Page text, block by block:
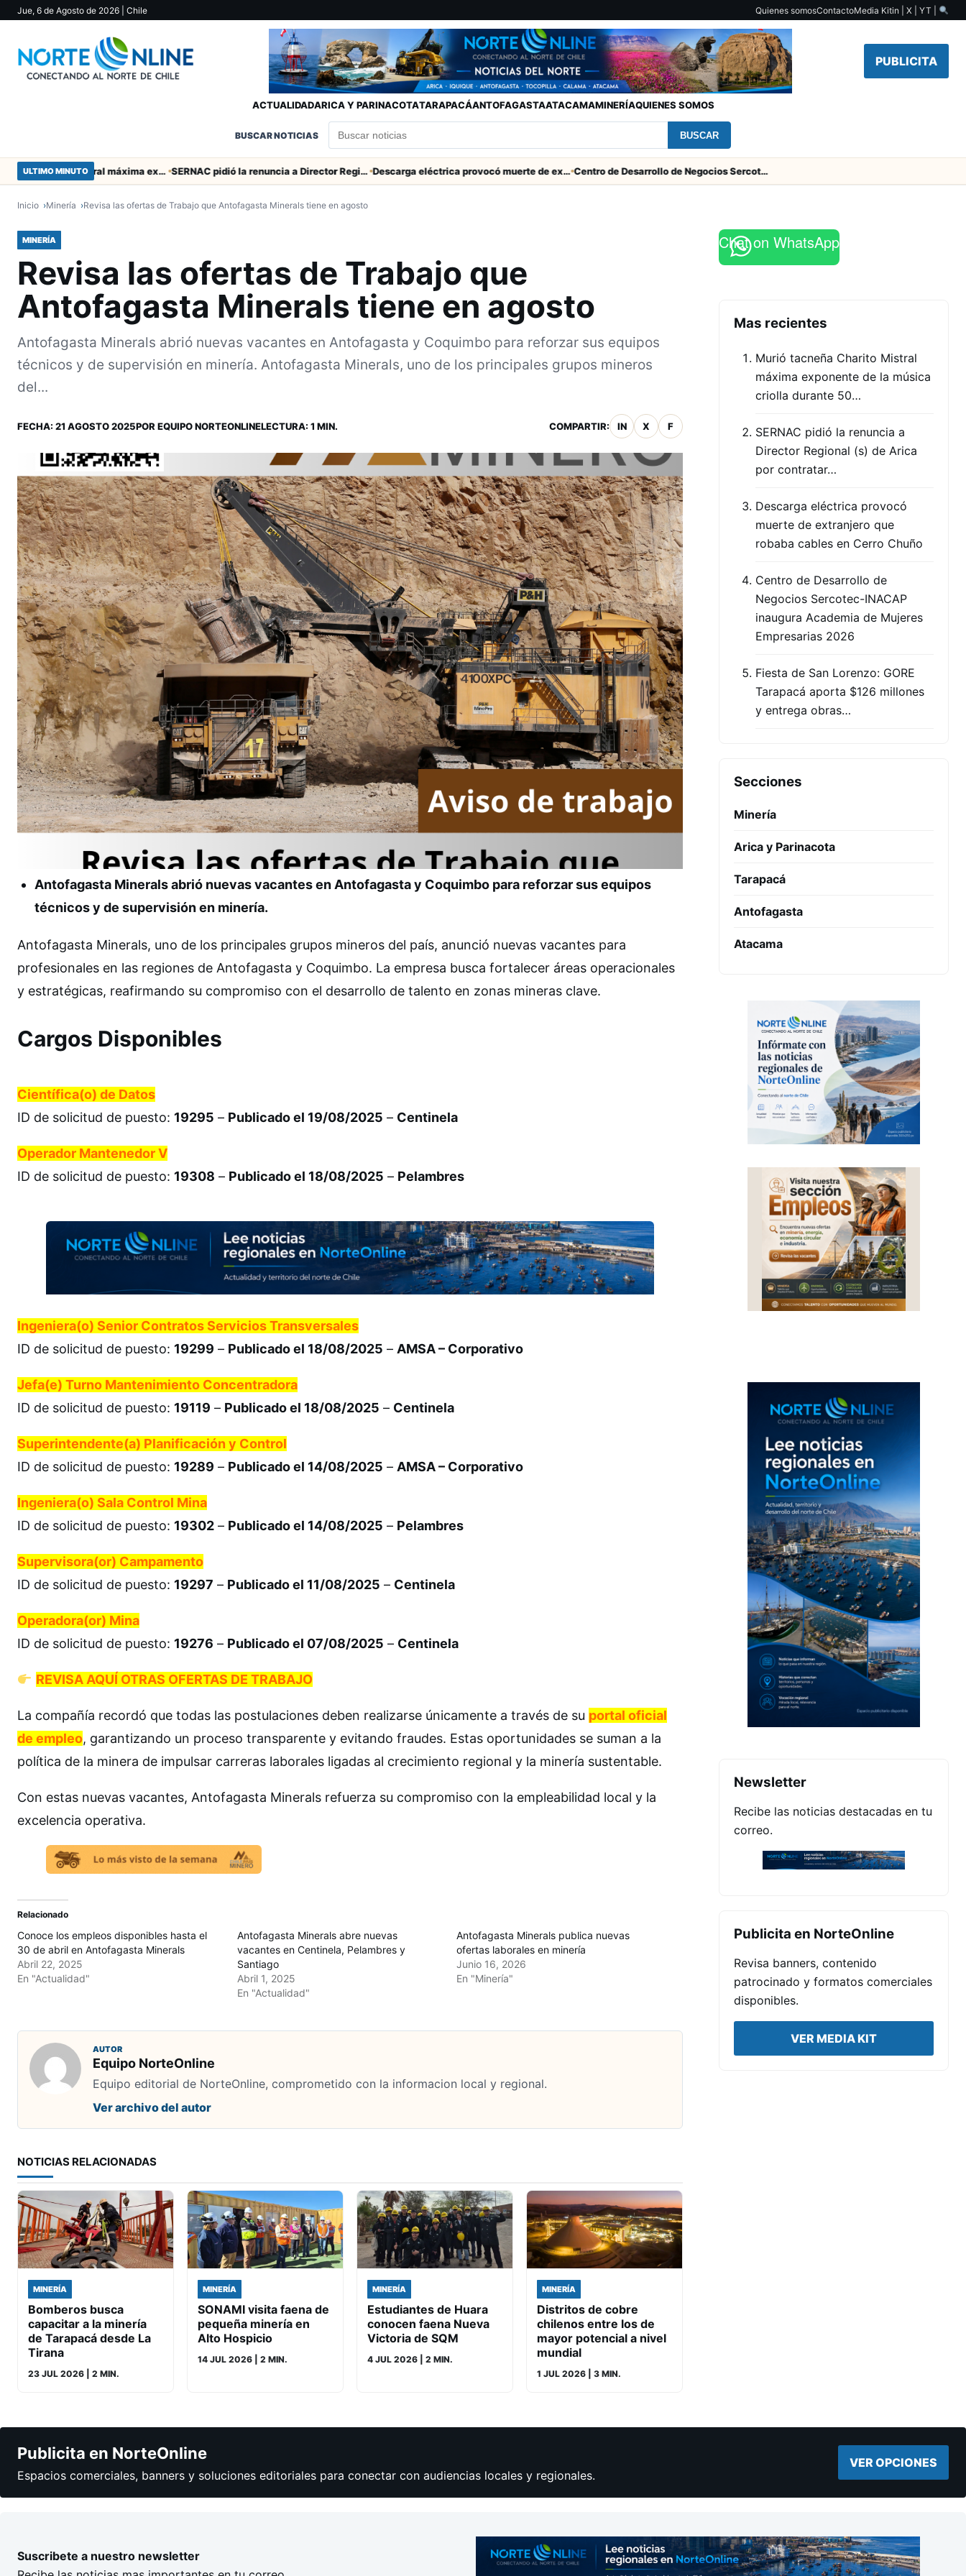
Jue, 6 de Agosto de 2026 | Chile Quienes somosContactoMedia Kitin | X | YT |
PUBLICITA
ACTUALIDADARICA Y PARINACOTATARAPACÁANTOFAGASTAATACAMAMINERÍAQUIENES SOMOS
BUSCAR NOTICIAS BUSCAR
ULTIMO MINUTO Murió tacneña Charito Mistral máxima exponente de la música criolla durante 50 años SERNAC pidió la renuncia a Director Regional (s) de Arica por contratar solo a militantes del Gobierno Descarga eléctrica provocó muerte de extranjero que robaba cables en Cerro Chuño Centro de Desarrollo de Negocios Sercotec-INACAP inaugura Academia de Mujeres Empresarias 2026
Inicio Minería Revisa las ofertas de Trabajo que Antofagasta Minerals tiene en agosto
MINERÍA
Revisa las ofertas de Trabajo que
Antofagasta Minerals tiene en agosto
Antofagasta Minerals abrió nuevas vacantes en Antofagasta y Coquimbo para reforzar sus equipos
técnicos y de supervisión en minería. Antofagasta Minerals, uno de los principales grupos mineros
del...
FECHA: 21 AGOSTO 2025POR EQUIPO NORTEONLINELECTURA: 1 MIN. COMPARTIR: IN X F
Antofagasta Minerals abrió nuevas vacantes en Antofagasta y Coquimbo para reforzar sus equipos
técnicos y de supervisión en minería.
Antofagasta Minerals, uno de los principales grupos mineros del país, anunció nuevas vacantes para
profesionales en las regiones de Antofagasta y Coquimbo. La empresa busca fortalecer áreas operacionales
y estratégicas, reafirmando su compromiso con el desarrollo de talento en zonas mineras clave.
Cargos Disponibles
Científica(o) de Datos
ID de solicitud de puesto: 19295 – Publicado el 19/08/2025 – Centinela
Operador Mantenedor V
ID de solicitud de puesto: 19308 – Publicado el 18/08/2025 – Pelambres
Ingeniera(o) Senior Contratos Servicios Transversales
ID de solicitud de puesto: 19299 – Publicado el 18/08/2025 – AMSA – Corporativo
Jefa(e) Turno Mantenimiento Concentradora
ID de solicitud de puesto: 19119 – Publicado el 18/08/2025 – Centinela
Superintendente(a) Planificación y Control
ID de solicitud de puesto: 19289 – Publicado el 14/08/2025 – AMSA – Corporativo
Ingeniera(o) Sala Control Mina
ID de solicitud de puesto: 19302 – Publicado el 14/08/2025 – Pelambres
Supervisora(or) Campamento
ID de solicitud de puesto: 19297 – Publicado el 11/08/2025 – Centinela
Operadora(or) Mina
ID de solicitud de puesto: 19276 – Publicado el 07/08/2025 – Centinela
REVISA AQUÍ OTRAS OFERTAS DE TRABAJO
La compañía recordó que todas las postulaciones deben realizarse únicamente a través de su portal oficial
de empleo, garantizando un proceso transparente y evitando fraudes. Estas oportunidades se suman a la
política de la minera de impulsar carreras laborales ligadas al crecimiento regional y la minería sustentable.
Con estas nuevas vacantes, Antofagasta Minerals refuerza su compromiso con la empleabilidad local y la
excelencia operativa.
Relacionado
Conoce los empleos disponibles hasta el
30 de abril en Antofagasta Minerals
Abril 22, 2025
En "Actualidad"
Antofagasta Minerals abre nuevas
vacantes en Centinela, Pelambres y
Santiago
Abril 1, 2025
En "Actualidad"
Antofagasta Minerals publica nuevas
ofertas laborales en minería
Junio 16, 2026
En "Minería"
AUTOR
Equipo NorteOnline
Equipo editorial de NorteOnline, comprometido con la informacion local y regional.
Ver archivo del autor
NOTICIAS RELACIONADAS
MINERÍA
Bomberos busca
capacitar a la minería
de Tarapacá desde La
Tirana
23 JUL 2026 | 2 MIN.
MINERÍA
SONAMI visita faena de
pequeña minería en
Alto Hospicio
14 JUL 2026 | 2 MIN.
MINERÍA
Estudiantes de Huara
conocen faena Nueva
Victoria de SQM
4 JUL 2026 | 2 MIN.
MINERÍA
Distritos de cobre
chilenos entre los de
mayor potencial a nivel
mundial
1 JUL 2026 | 3 MIN.
Chat on WhatsApp
Mas recientes
Murió tacneña Charito Mistral
máxima exponente de la música
criolla durante 50…
SERNAC pidió la renuncia a
Director Regional (s) de Arica
por contratar…
Descarga eléctrica provocó
muerte de extranjero que
robaba cables en Cerro Chuño
Centro de Desarrollo de
Negocios Sercotec-INACAP
inaugura Academia de Mujeres
Empresarias 2026
Fiesta de San Lorenzo: GORE
Tarapacá aporta $126 millones
y entrega obras…
Secciones
Minería
Arica y Parinacota
Tarapacá
Antofagasta
Atacama
Newsletter
Recibe las noticias destacadas en tu
correo.
Publicita en NorteOnline
Revisa banners, contenido
patrocinado y formatos comerciales
disponibles.
VER MEDIA KIT
Publicita en NorteOnline
Espacios comerciales, banners y soluciones editoriales para conectar con audiencias locales y regionales.
VER OPCIONES
Suscribete a nuestro newsletter